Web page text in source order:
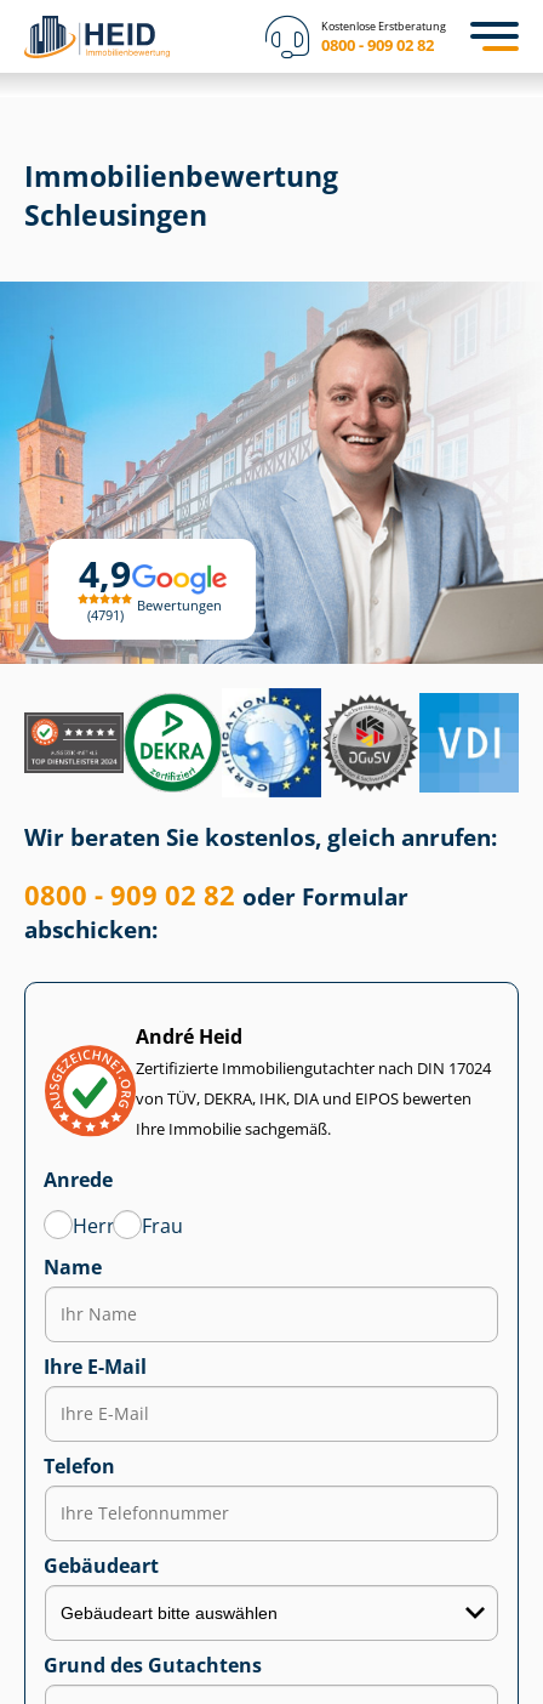
Kostenlose Erstberatung
0800 - 909 02 82
4,9
4791
Bewertungen
Immobilien­bewertung
Schleusingen
Wir beraten Sie kostenlos, gleich anrufen:
0800 - 909 02 82 oder Formular
abschicken:
André Heid
Zertifizierte Im­mo­bi­li­en­gut­ach­ter nach DIN 17024
von TÜV, DEKRA, IHK, DIA und EIPOS bewerten
Ihre Immobilie sachgemäß.
Anrede
Herr
Frau
Name
Ihre E-Mail
Telefon
Gebäudeart
Grund des Gutachtens